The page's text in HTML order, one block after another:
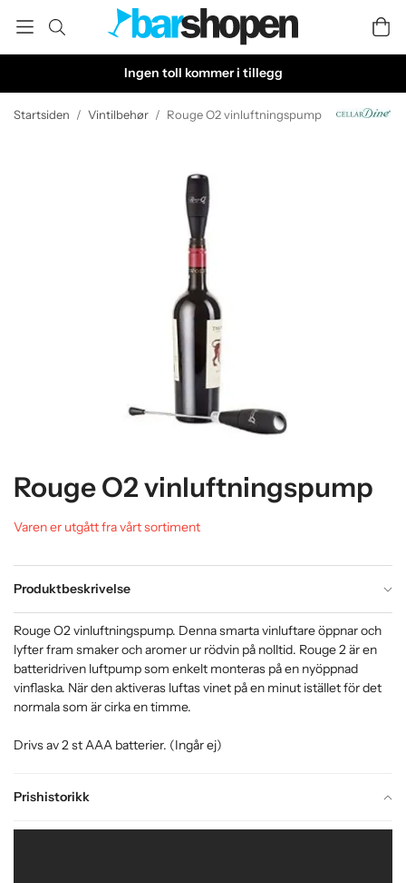
Ingen toll kommer i tillegg
Startsiden / Vintilbehør / Rouge O2 vinluftningspump
Rouge O2 vinluftningspump
Varen er utgått fra vårt sortiment
Produktbeskrivelse
Prishistorikk
Rouge O2 vinluftningspump. Denna smarta vinluftare öppnar och
lyfter fram smaker och aromer ur rödvin på nolltid. Rouge 2 är en
batteridriven luftpump som enkelt monteras på en nyöppnad
vinflaska. När den aktiveras luftas vinet på en minut istället för det
normala som är cirka en timme.
Drivs av 2 st AAA batterier. (Ingår ej)